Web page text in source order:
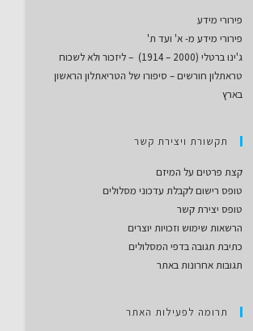
פירורי מידע
פירורי מידע מ- א' ועד ת'
ג'ינו ברטלי (2000 – 1914) – ליזכור ולא לשכוח
טראתלון חורשים – סיפורו של הטריאתלון הראשון
בארץ
תקשורת ויצירת קשר
קצת פרטים על המיזם
טופס רישום לקבלת עדכוני מסלולים
טופס יצירת קשר
הרשאות שימוש וזכויות יוצרים
כתיבת תגובה בדפי המסלולים
תגובות אחרונות באתר
תרומה לפעילות האתר